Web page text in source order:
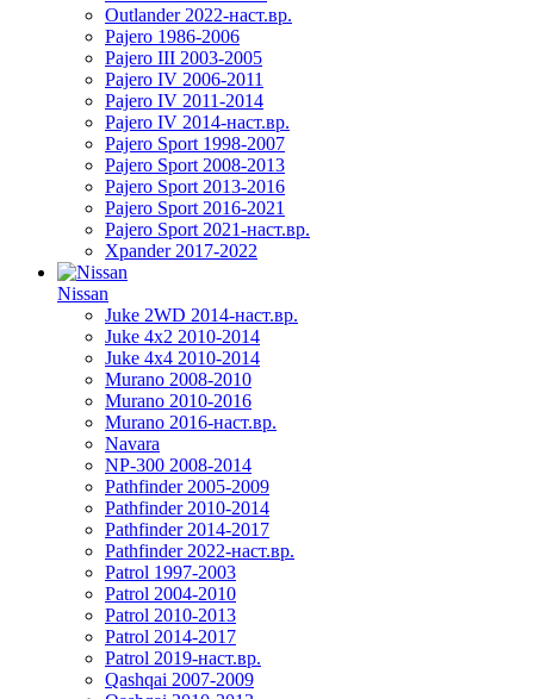
Outlander 2022-наст.вр.
Pajero 1986-2006
Pajero III 2003-2005
Pajero IV 2006-2011
Pajero IV 2011-2014
Pajero IV 2014-наст.вр.
Pajero Sport 1998-2007
Pajero Sport 2008-2013
Pajero Sport 2013-2016
Pajero Sport 2016-2021
Pajero Sport 2021-наст.вр.
Xpander 2017-2022
Nissan
Juke 2WD 2014-наст.вр.
Juke 4x2 2010-2014
Juke 4x4 2010-2014
Murano 2008-2010
Murano 2010-2016
Murano 2016-наст.вр.
Navara
NP-300 2008-2014
Pathfinder 2005-2009
Pathfinder 2010-2014
Pathfinder 2014-2017
Pathfinder 2022-наст.вр.
Patrol 1997-2003
Patrol 2004-2010
Patrol 2010-2013
Patrol 2014-2017
Patrol 2019-наст.вр.
Qashqai 2007-2009